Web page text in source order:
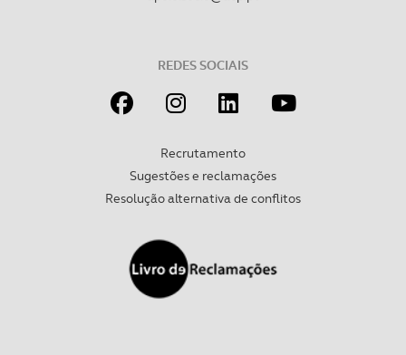
REDES SOCIAIS
Recrutamento
Sugestões e reclamações
Resolução alternativa de conflitos